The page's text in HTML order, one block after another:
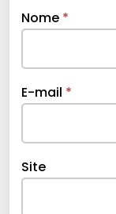
Nome *
E-mail *
Site